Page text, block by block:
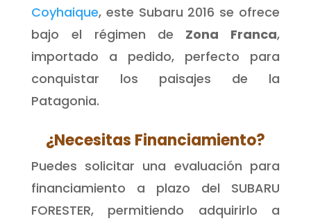
Coyhaique, este Subaru 2016 se ofrece
bajo el régimen de Zona Franca,
importado a pedido, perfecto para
conquistar los paisajes de la
Patagonia.
¿Necesitas Financiamiento?
Puedes solicitar una evaluación para
financiamiento a plazo del SUBARU
FORESTER, permitiendo adquirirlo a